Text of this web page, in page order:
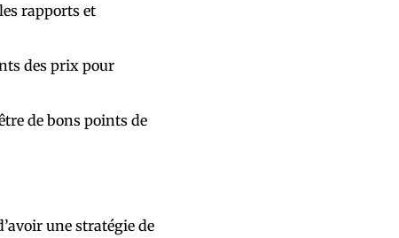
rapports et
des prix pour
de bons points de
une stratégie de